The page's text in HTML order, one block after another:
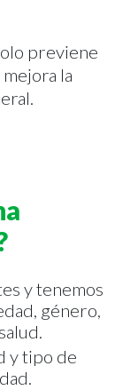
previene
la
y tenemos
género,
y tipo de